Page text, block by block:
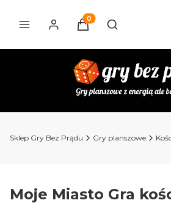
Produkty w koszyku:
Otwórz
Sklep Gry Bez Prądu Gry planszowe
Moje Miasto Gra